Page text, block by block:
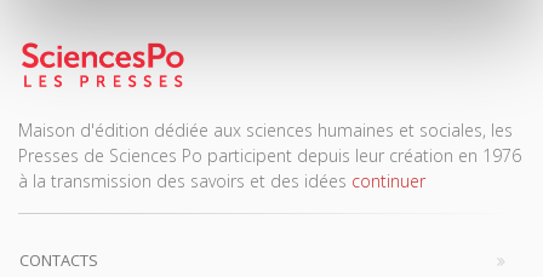
Maison d'édition dédiée aux sciences humaines et sociales, les
Presses de Sciences Po participent depuis leur création en 1976
à la transmission des savoirs et des idées continuer
CONTACTS